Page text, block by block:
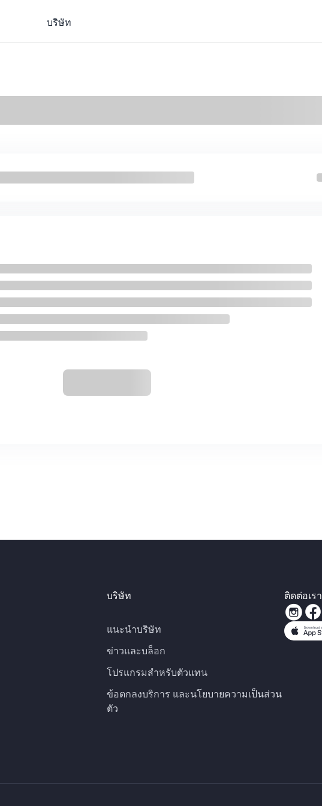
บริษัท
บริษัท
แนะนำบริษัท
ข่าวและบล็อก
โปรแกรมสำหรับตัวแทน
ข้อตกลงบริการ และนโยบายความเป็นส่วน
ตัว
ติดต่อเรา